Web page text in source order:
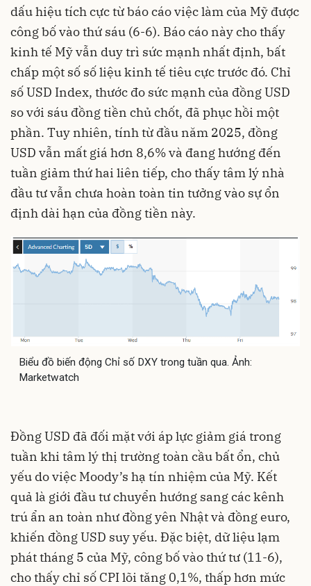
dấu hiệu tích cực từ báo cáo việc làm của Mỹ được
công bố vào thứ sáu (6-6). Báo cáo này cho thấy
kinh tế Mỹ vẫn duy trì sức mạnh nhất định, bất
chấp một số số liệu kinh tế tiêu cực trước đó. Chỉ
số USD Index, thước đo sức mạnh của đồng USD
so với sáu đồng tiền chủ chốt, đã phục hồi một
phần. Tuy nhiên, tính từ đầu năm 2025, đồng
USD vẫn mất giá hơn 8,6% và đang hướng đến
tuần giảm thứ hai liên tiếp, cho thấy tâm lý nhà
đầu tư vẫn chưa hoàn toàn tin tưởng vào sự ổn
định dài hạn của đồng tiền này.
Biểu đồ biến động Chỉ số DXY trong tuần qua. Ảnh:
Marketwatch
Đồng USD đã đối mặt với áp lực giảm giá trong
tuần khi tâm lý thị trường toàn cầu bất ổn, chủ
yếu do việc Moody’s hạ tín nhiệm của Mỹ. Kết
quả là giới đầu tư chuyển hướng sang các kênh
trú ẩn an toàn như đồng yên Nhật và đồng euro,
khiến đồng USD suy yếu. Đặc biệt, dữ liệu lạm
phát tháng 5 của Mỹ, công bố vào thứ tư (11-6),
cho thấy chỉ số CPI lõi tăng 0,1%, thấp hơn mức